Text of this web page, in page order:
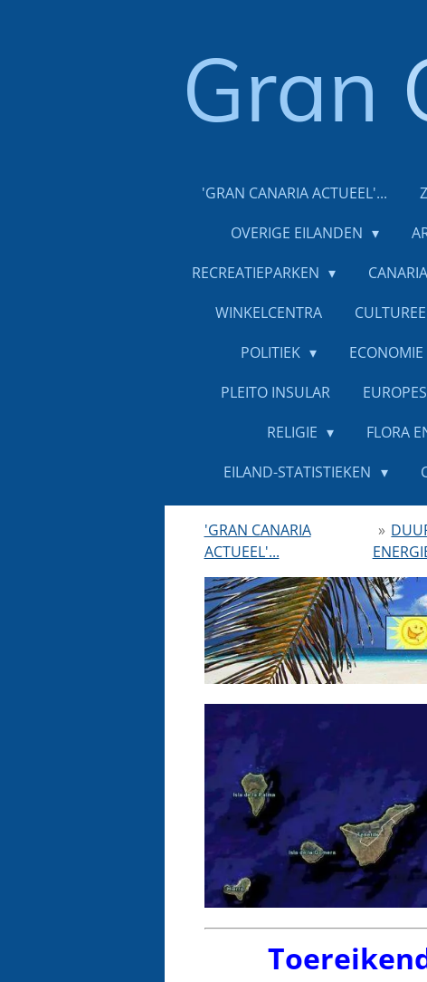
Gran
'GRAN CANARIA ACTUEEL'...
OVERIGE EILANDEN
RECREATIEPARKEN
WINKELCENTRA
POLITIEK
ECONOMIE
PLEITO INSULAR
RELIGIE
FLORA
EILAND-STATISTIEKEN
'GRAN CANARIA
ACTUEEL'...
»